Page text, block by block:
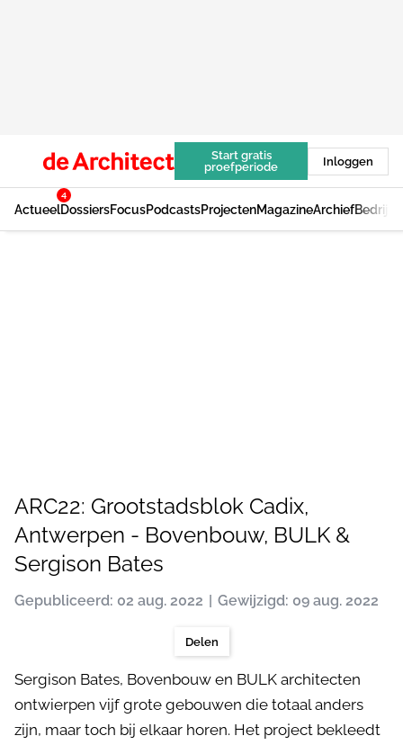
Start gratis
proefperiode
Inloggen
Actueel
4
DossiersFocusPodcastsProjectenMagazineArchief
ARC22: Grootstadsblok Cadix,
Antwerpen - Bovenbouw, BULK &
Sergison Bates
Gepubliceerd: 02 aug. 2022 Gewijzigd: 09 aug. 2022
Delen
Sergison Bates, Bovenbouw en BULK architecten
ontwierpen vijf grote gebouwen die totaal anders
zijn, maar toch bij elkaar horen. Het project bekleedt